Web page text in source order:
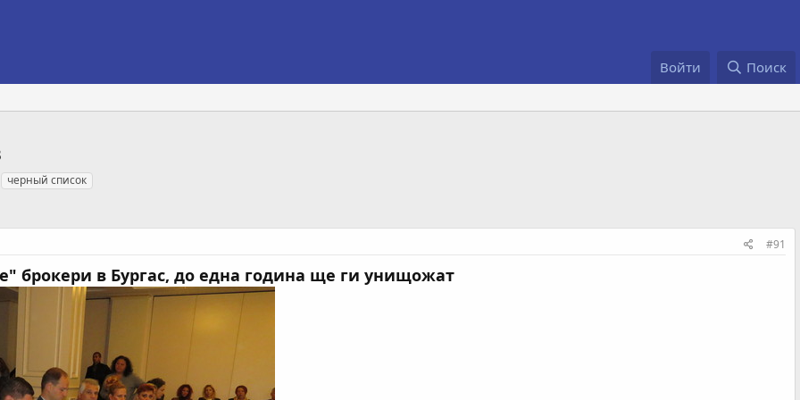
Войти Поиск
черный список
#91
брокери в Бургас, до една година ще ги унищожат